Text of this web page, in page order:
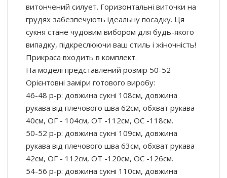
витончений силует. Горизонтальні виточки на
грудях забезпечують ідеальну посадку. Ця
сукня стане чудовим вибором для будь-якого
випадку, підкреслюючи ваш стиль і жіночність!
Прикраса входить в комплект.
На моделі представлений розмір 50-52
Орієнтовні заміри готового виробу:
46-48 р-р: довжина сукні 108см, довжина
рукава від плечового шва 62см, обхват рукава
40см, ОГ - 104см, ОТ -112см, OC -118см.
50-52 р-р: довжина сукні 109см, довжина
рукава від плечового шва 63см, обхват рукава
42см, ОГ - 112см, ОТ -120см, OC -126см.
54-56 р-р: довжина сукні 110см, довжина